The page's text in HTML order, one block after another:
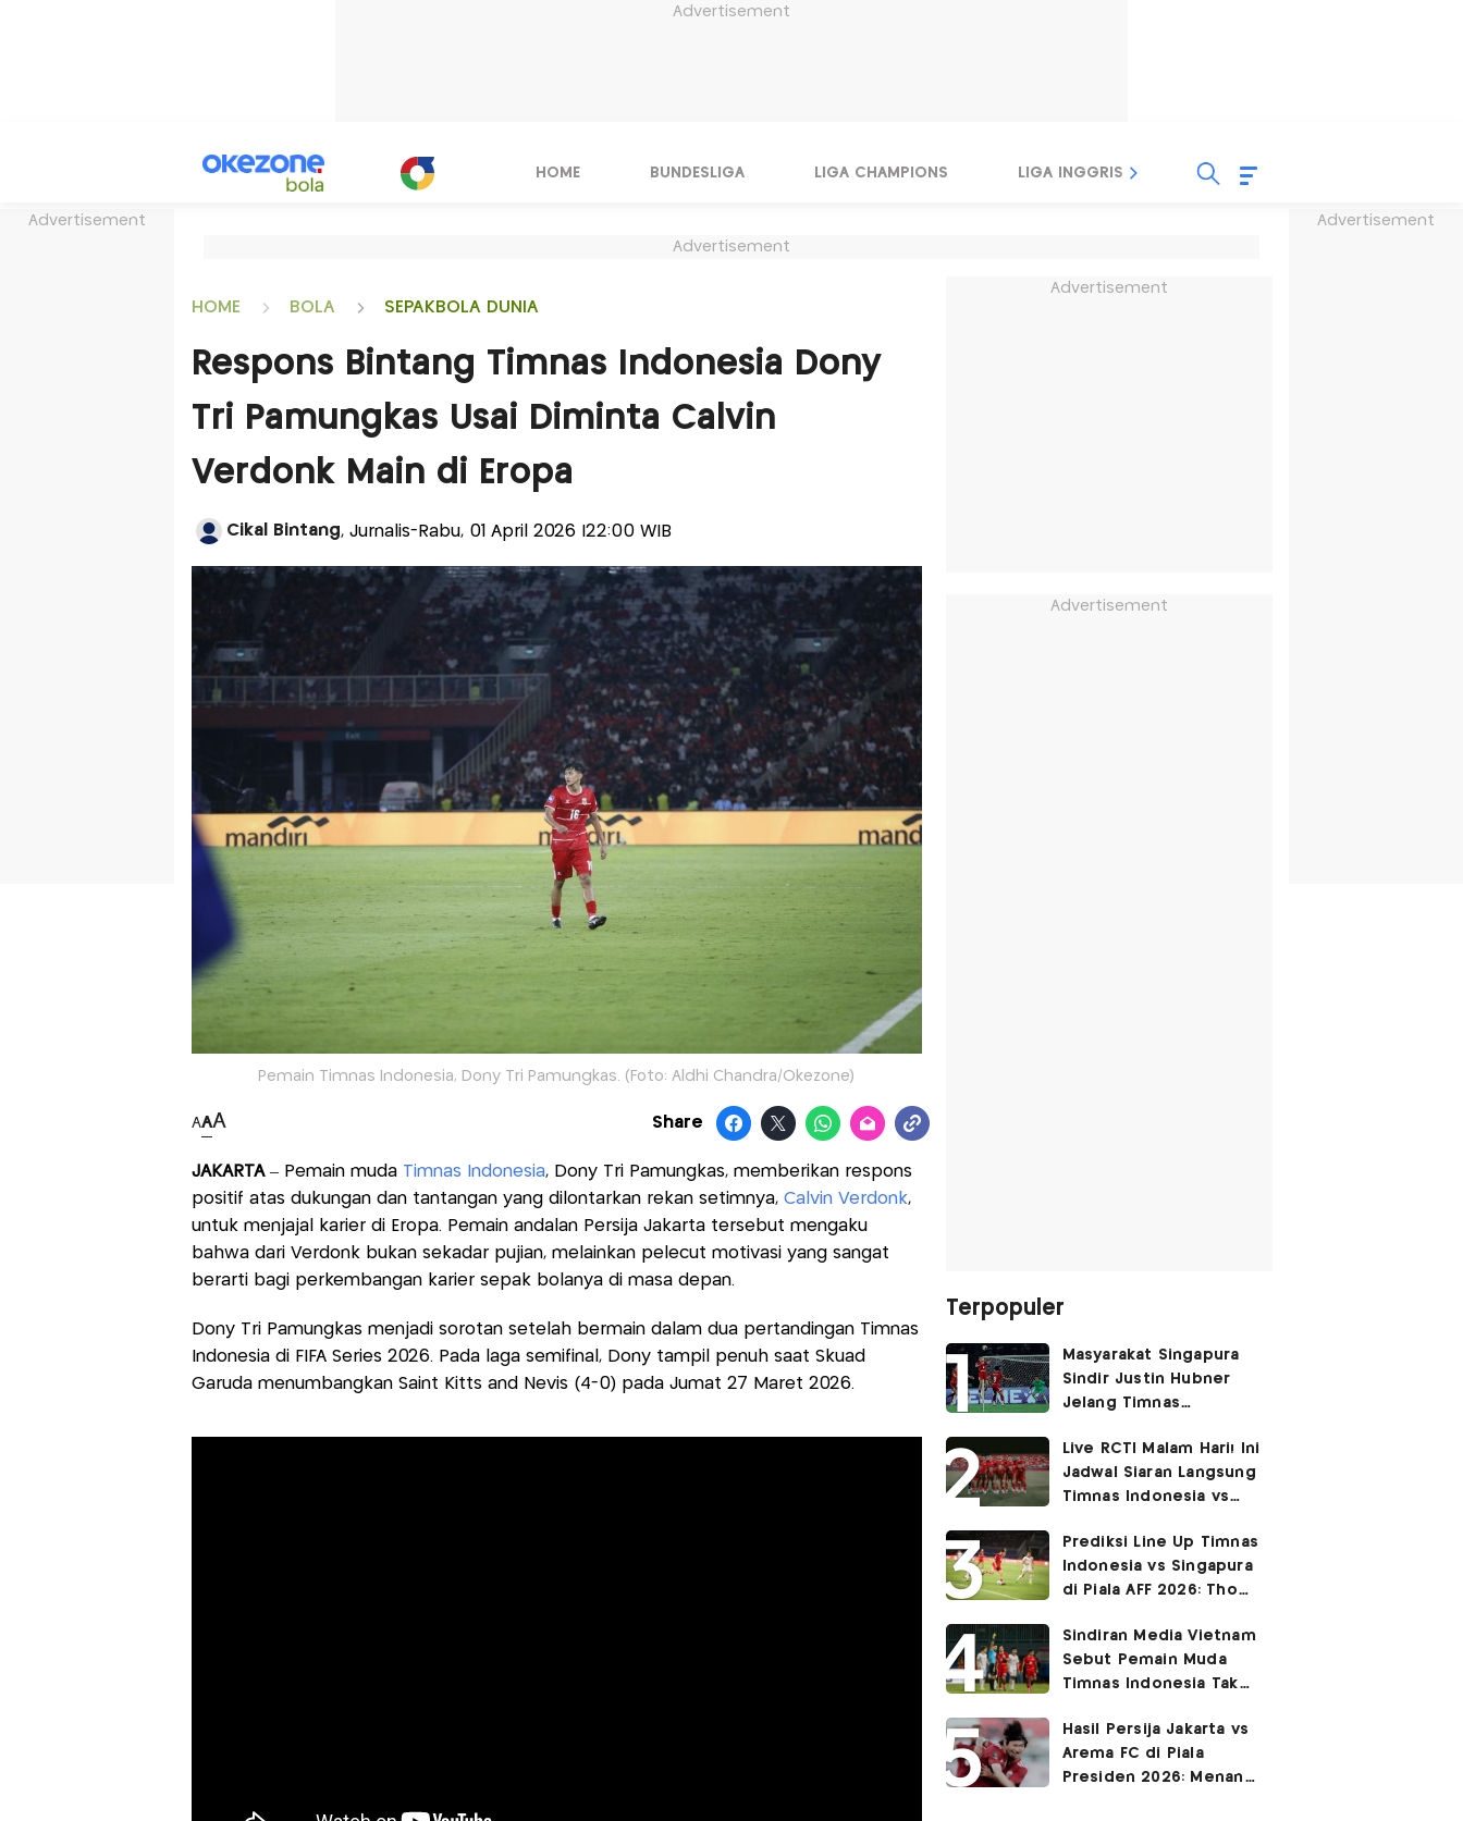
Advertisement
Advertisement Advertisement
HOME BUNDESLIGA LIGA CHAMPIONS LIGA INGGRIS LIGA ITALIA
Advertisement
HOME BOLA SEPAKBOLA DUNIA
Respons Bintang Timnas Indonesia Dony
Tri Pamungkas Usai Diminta Calvin
Verdonk Main di Eropa
Cikal Bintang, Jurnalis-Rabu, 01 April 2026 |22:00 WIB
Pemain Timnas Indonesia, Dony Tri Pamungkas. (Foto: Aldhi Chandra/Okezone)
AAA Share
JAKARTA – Pemain muda Timnas Indonesia, Dony Tri Pamungkas, memberikan respons
positif atas dukungan dan tantangan yang dilontarkan rekan setimnya, Calvin Verdonk,
untuk menjajal karier di Eropa. Pemain andalan Persija Jakarta tersebut mengaku
bahwa dari Verdonk bukan sekadar pujian, melainkan pelecut motivasi yang sangat
berarti bagi perkembangan karier sepak bolanya di masa depan.
Dony Tri Pamungkas menjadi sorotan setelah bermain dalam dua pertandingan Timnas
Indonesia di FIFA Series 2026. Pada laga semifinal, Dony tampil penuh saat Skuad
Garuda menumbangkan Saint Kitts and Nevis (4-0) pada Jumat 27 Maret 2026.
Advertisement
Advertisement
Terpopuler
Masyarakat Singapura
Sindir Justin Hubner
Jelang Timnas
Ia Seolah-olah Lahir di
Permukiman Kumuh
Jakarta Barat!
Live RCTI Malam Hari! Ini
Jadwal Siaran Langsung
Timnas Indonesia vs
2026
Prediksi Line Up Timnas
Indonesia vs Singapura
di Piala AFF 2026: Thom
Tengah!
Sindiran Media Vietnam
Sebut Pemain Muda
Timnas Indonesia Tak
2026
Hasil Persija Jakarta vs
Arema FC di Piala
Presiden 2026: Menang